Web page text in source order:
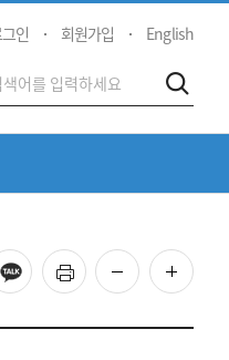
인 회원가입 English
카카오 프린트 화면 축소화면